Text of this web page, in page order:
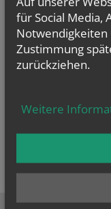
für Social Media,
Notwendigkeiten
Zustimmung
zurückziehen.
Weitere